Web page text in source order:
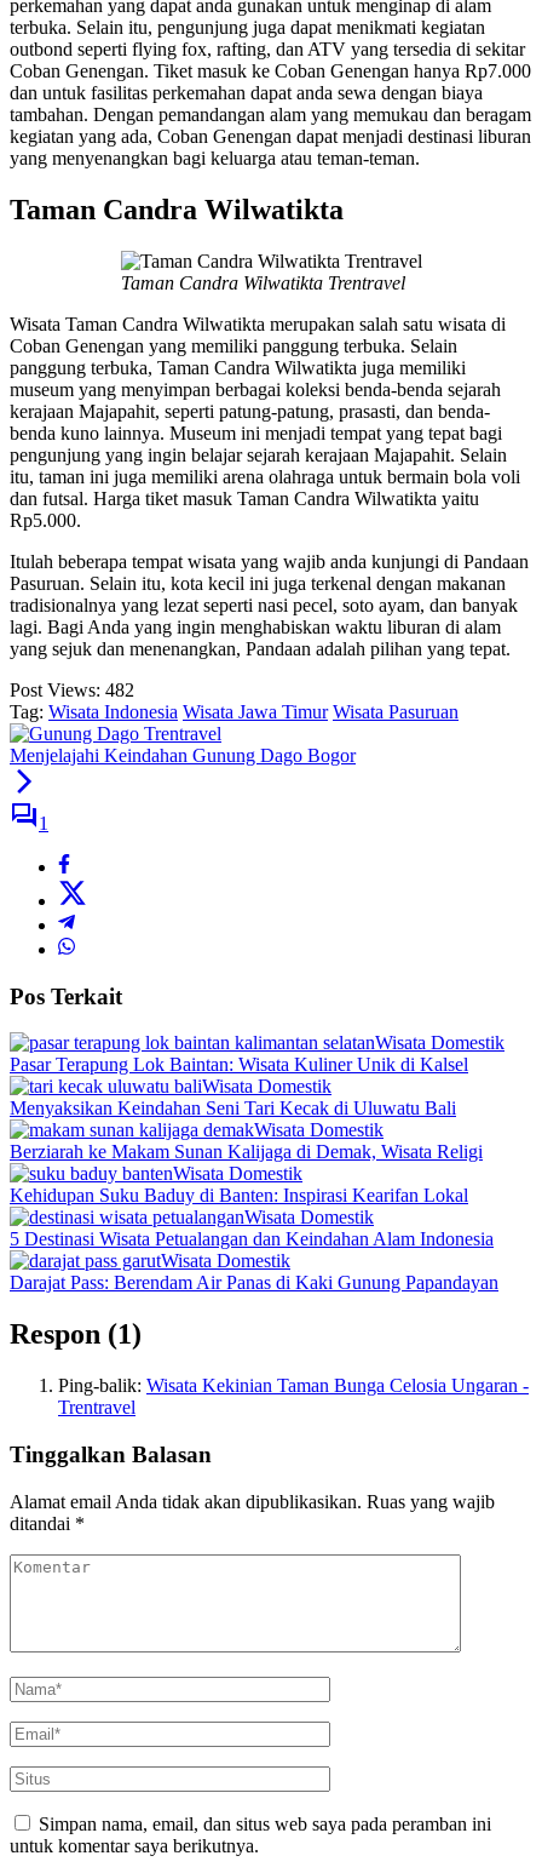
perkemahan yang dapat anda gunakan untuk menginap di alam
terbuka. Selain itu, pengunjung juga dapat menikmati kegiatan
outbond seperti flying fox, rafting, dan ATV yang tersedia di sekitar
Coban Genengan. Tiket masuk ke Coban Genengan hanya Rp7.000
dan untuk fasilitas perkemahan dapat anda sewa dengan biaya
tambahan. Dengan pemandangan alam yang memukau dan beragam
kegiatan yang ada, Coban Genengan dapat menjadi destinasi liburan
yang menyenangkan bagi keluarga atau teman-teman.
Taman Candra Wilwatikta
Taman Candra Wilwatikta Trentravel
Wisata Taman Candra Wilwatikta merupakan salah satu wisata di
Coban Genengan yang memiliki panggung terbuka. Selain
panggung terbuka, Taman Candra Wilwatikta juga memiliki
museum yang menyimpan berbagai koleksi benda-benda sejarah
kerajaan Majapahit, seperti patung-patung, prasasti, dan benda-
benda kuno lainnya. Museum ini menjadi tempat yang tepat bagi
pengunjung yang ingin belajar sejarah kerajaan Majapahit. Selain
itu, taman ini juga memiliki arena olahraga untuk bermain bola voli
dan futsal. Harga tiket masuk Taman Candra Wilwatikta yaitu
Rp5.000.
Itulah beberapa tempat wisata yang wajib anda kunjungi di Pandaan
Pasuruan. Selain itu, kota kecil ini juga terkenal dengan makanan
tradisionalnya yang lezat seperti nasi pecel, soto ayam, dan banyak
lagi. Bagi Anda yang ingin menghabiskan waktu liburan di alam
yang sejuk dan menenangkan, Pandaan adalah pilihan yang tepat.
Post Views: 482
Tag: Wisata Indonesia Wisata Jawa Timur Wisata Pasuruan
Menjelajahi Keindahan Gunung Dago Bogor
1
Pos Terkait
Wisata Domestik
Pasar Terapung Lok Baintan: Wisata Kuliner Unik di Kalsel
Wisata Domestik
Menyaksikan Keindahan Seni Tari Kecak di Uluwatu Bali
Wisata Domestik
Berziarah ke Makam Sunan Kalijaga di Demak, Wisata Religi
Wisata Domestik
Kehidupan Suku Baduy di Banten: Inspirasi Kearifan Lokal
Wisata Domestik
5 Destinasi Wisata Petualangan dan Keindahan Alam Indonesia
Wisata Domestik
Darajat Pass: Berendam Air Panas di Kaki Gunung Papandayan
Respon (1)
Ping-balik: Wisata Kekinian Taman Bunga Celosia Ungaran -
Trentravel
Tinggalkan Balasan
Alamat email Anda tidak akan dipublikasikan. Ruas yang wajib
ditandai *
Simpan nama, email, dan situs web saya pada peramban ini
untuk komentar saya berikutnya.